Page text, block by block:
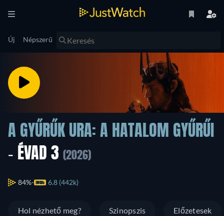
Új Népszerű
A GYŰRŰK URA: A HATALOM GYŰRŰI
- ÉVAD 3 (2026)
84% 6.8 (442k)
Hol nézhető meg? Szinopszis Előzetesek